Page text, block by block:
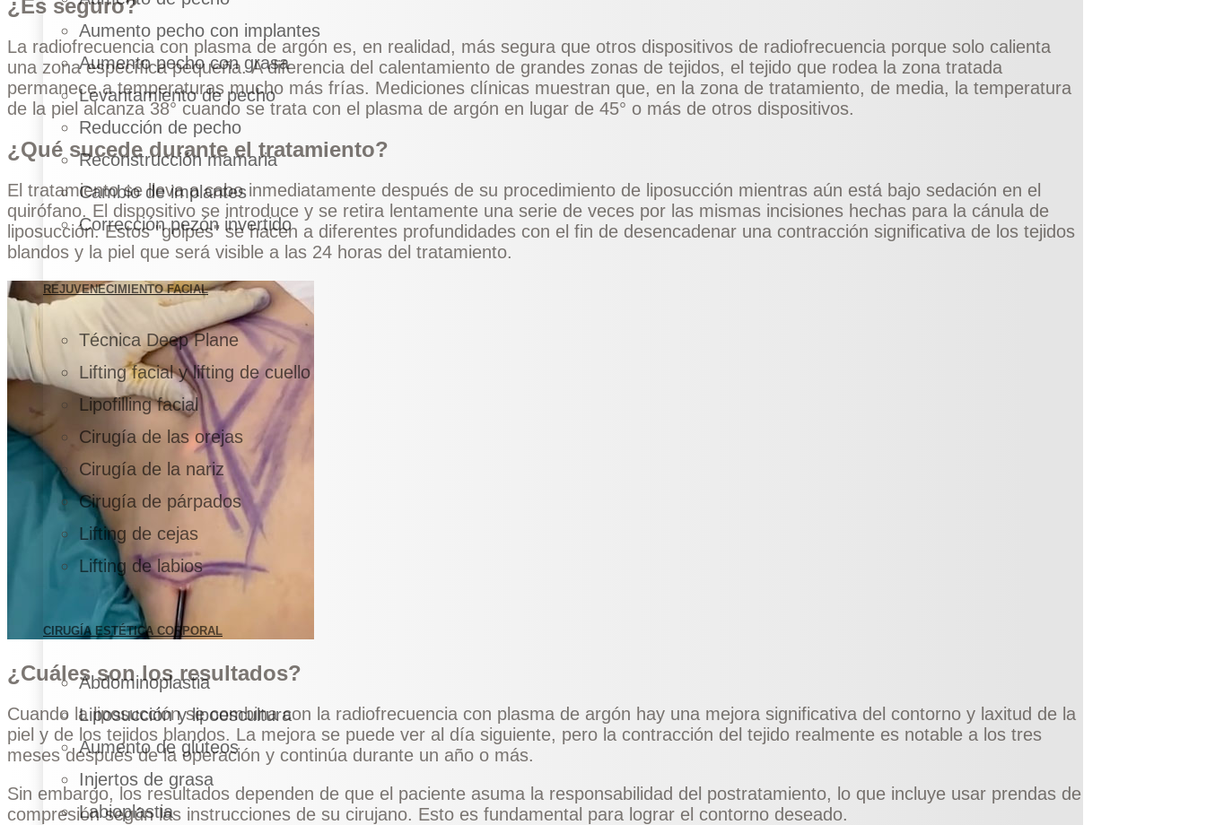
Aumento pecho con implantes
Aumento pecho con grasa
Levantamiento de pecho
Reducción de pecho
Reconstrucción mamaria
Cambio de implantes
Corrección pezón invertido
REJUVENECIMIENTO FACIAL
Técnica Deep Plane
Lifting facial y lifting de cuello
Lipofilling facial
Cirugía de las orejas
Cirugía de la nariz
Cirugía de párpados
Lifting de cejas
Lifting de labios
CIRUGÍA ESTÉTICA CORPORAL
Abdominoplastia
Liposucción y lipoescultura
Aumento de glúteos
Injertos de grasa
Labioplastia
¿Es seguro?
La radiofrecuencia con plasma de argón es, en realidad, más segura que otros dispositivos de radiofrecuencia porque solo calienta
una zona específica pequeña. A diferencia del calentamiento de grandes zonas de tejidos, el tejido que rodea la zona tratada
permanece a temperaturas mucho más frías. Mediciones clínicas muestran que, en la zona de tratamiento, de media, la temperatura
de la piel alcanza 38° cuando se trata con el plasma de argón en lugar de 45° o más de otros dispositivos.
¿Qué sucede durante el tratamiento?
El tratamiento se lleva a cabo inmediatamente después de su procedimiento de liposucción mientras aún está bajo sedación en el
quirófano. El dispositivo se introduce y se retira lentamente una serie de veces por las mismas incisiones hechas para la cánula de
liposucción. Estos "golpes" se hacen a diferentes profundidades con el fin de desencadenar una contracción significativa de los tejidos
blandos y la piel que será visible a las 24 horas del tratamiento.
¿Cuáles son los resultados?
Cuando la liposucción se combina con la radiofrecuencia con plasma de argón hay una mejora significativa del contorno y laxitud de la
piel y de los tejidos blandos. La mejora se puede ver al día siguiente, pero la contracción del tejido realmente es notable a los tres
meses después de la operación y continúa durante un año o más.
Sin embargo, los resultados dependen de que el paciente asuma la responsabilidad del postratamiento, lo que incluye usar prendas de
compresión según las instrucciones de su cirujano. Esto es fundamental para lograr el contorno deseado.